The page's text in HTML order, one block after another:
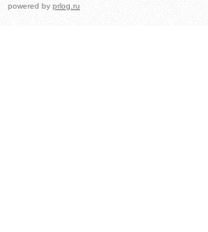
powered by prlog.ru